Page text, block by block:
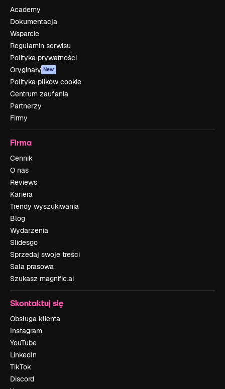
Academy
Dokumentacja
Wsparcie
Regulamin serwisu
Polityka prywatności
Oryginały New
Polityka plików cookie
Centrum zaufania
Partnerzy
Firmy
Firma
Cennik
O nas
Reviews
Kariera
Trendy wyszukiwania
Blog
Wydarzenia
Slidesgo
Sprzedaj swoje treści
Sala prasowa
Szukasz magnific.ai
Skontaktuj się
Obsługa klienta
Instagram
YouTube
LinkedIn
TikTok
Discord